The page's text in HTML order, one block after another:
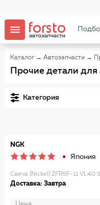
Каталог → Автозапчасти →
Прочие детали для
Категория
NGK
Япония
Свеча (Nickel) ZFR5F-11 VL40
Доставка: Завтра